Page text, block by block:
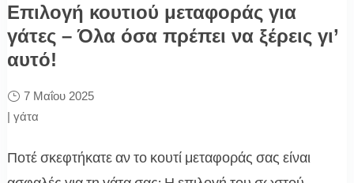
Επιλογή κουτιού μεταφοράς για
γάτες – Όλα όσα πρέπει να ξέρεις γι’
αυτό!
7 Μαΐου 2025
| γάτα
Ποτέ σκεφτήκατε αν το κουτί μεταφοράς σας είναι